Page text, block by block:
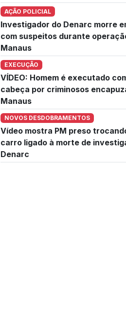
AÇÃO POLICIAL
Investigador do Denarc morre
com suspeitos durante
Manaus
EXECUÇÃO
VÍDEO: Homem é executado
cabeça por criminosos
Manaus
NOVOS DESDOBRAMENTOS
Vídeo mostra PM preso
carro ligado à morte de
Denarc